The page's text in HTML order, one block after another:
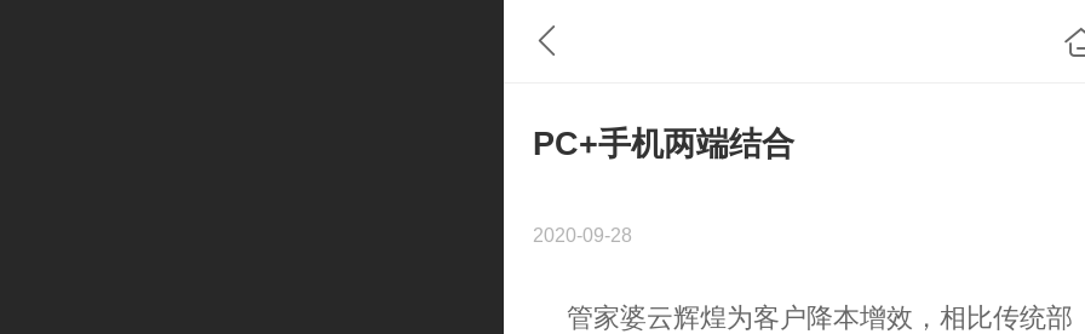
PC+手机两端结合
2020-09-28
管家婆云辉煌为客户降本增效，相比传统部